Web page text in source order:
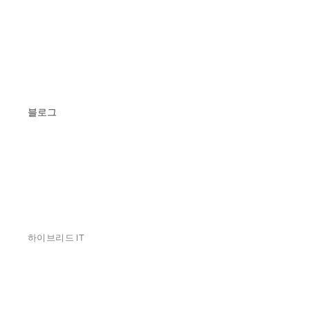
블로그
하이브리드 IT